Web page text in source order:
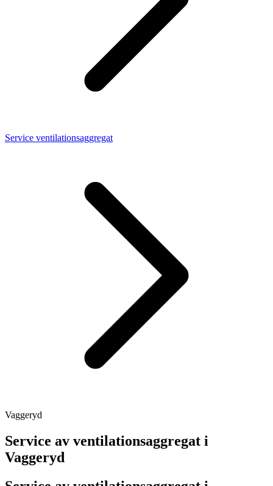
Service ventilationsaggregat
Vaggeryd
Service av ventilationsaggregat i
Vaggeryd